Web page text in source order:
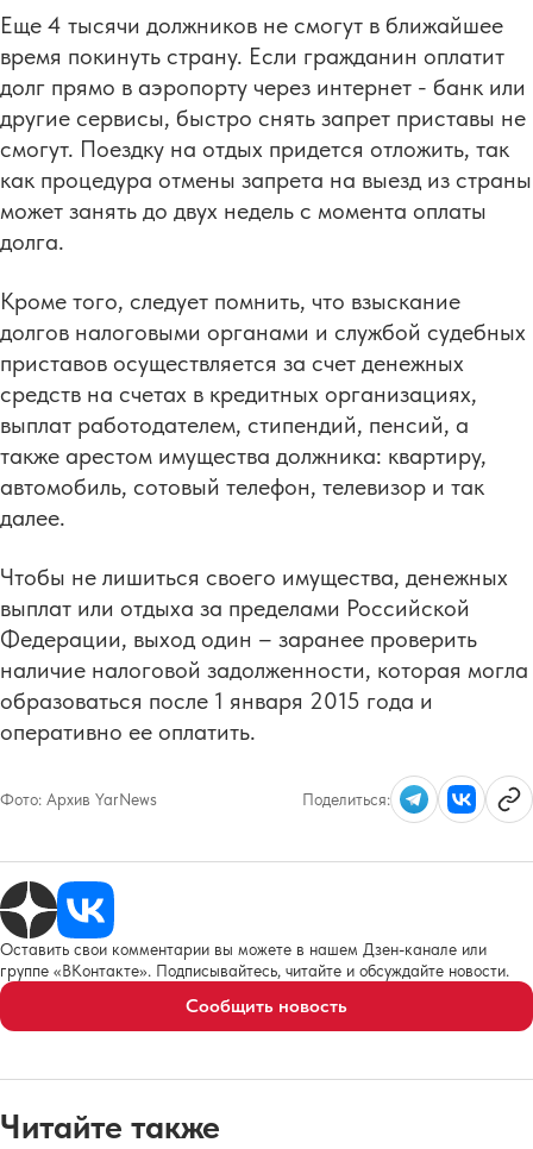
Еще 4 тысячи должников не смогут в ближайшее
время покинуть страну. Если гражданин оплатит
долг прямо в аэропорту через интернет - банк или
другие сервисы, быстро снять запрет приставы не
смогут. Поездку на отдых придется отложить, так
как процедура отмены запрета на выезд из страны
может занять до двух недель с момента оплаты
долга.
Кроме того, следует помнить, что взыскание
долгов налоговыми органами и службой судебных
приставов осуществляется за счет денежных
средств на счетах в кредитных организациях,
выплат работодателем, стипендий, пенсий, а
также арестом имущества должника: квартиру,
автомобиль, сотовый телефон, телевизор и так
далее.
Чтобы не лишиться своего имущества, денежных
выплат или отдыха за пределами Российской
Федерации, выход один – заранее проверить
наличие налоговой задолженности, которая могла
образоваться после 1 января 2015 года и
оперативно ее оплатить.
Фото: Архив YarNews Поделиться:
Оставить свои комментарии вы можете в нашем Дзен-канале или
группе «ВКонтакте». Подписывайтесь, читайте и обсуждайте новости.
Сообщить новость
Читайте также